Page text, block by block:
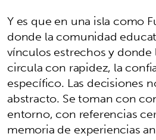
Y es que en una isla como
donde la comunidad
vínculos estrechos y
circula con rapidez, la
específico. Las decisiones
abstracto. Se toman con
entorno, con referencias
memoria de experiencias